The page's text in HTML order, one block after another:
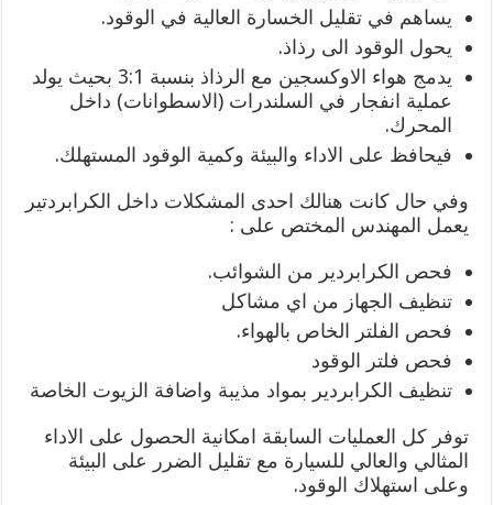
يساهم في تقليل الخسارة العالية في الوقود.
يحول الوقود الى رذاذ.
يدمج هواء الاوكسجين مع الرذاذ بنسبة 3:1 بحيث يولد
عملية انفجار في السلندرات (الاسطوانات) داخل
المحرك.
فيحافظ على الاداء والبيئة وكمية الوقود المستهلك.
وفي حال كانت هنالك احدى المشكلات داخل الكرابردتير
يعمل المهندس المختص على :
فحص الكرابردير من الشوائب.
تنظيف الجهاز من اي مشاكل
فحص الفلتر الخاص بالهواء.
فحص فلتر الوقود
تنظيف الكرابردير بمواد مذيبة واضافة الزيوت الخاصة
توفر كل العمليات السابقة امكانية الحصول على الاداء
المثالي والعالي للسيارة مع تقليل الضرر على البيئة
وعلى استهلاك الوقود.